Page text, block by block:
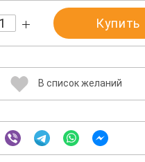
Купить
В список желаний